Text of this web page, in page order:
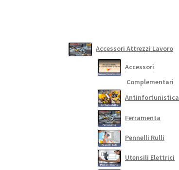
Accessori Attrezzi Lavoro
Accessori
Complementari
Antinfortunistica
Ferramenta
Pennelli Rulli
Utensili Elettrici